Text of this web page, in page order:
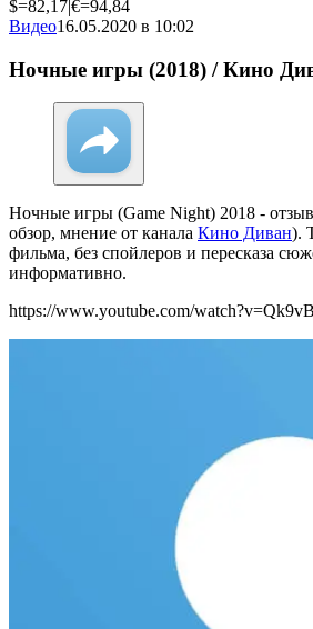
$=82,17|€=94,84
Видео16.05.2020 в 10:02
Ночные игры (2018) / Кино
Ночные игры (Game Night) 2018 -
обзор, мнение от канала Кино Диван).
фильма, без спойлеров и пересказа
информативно.
https://www.youtube.com/